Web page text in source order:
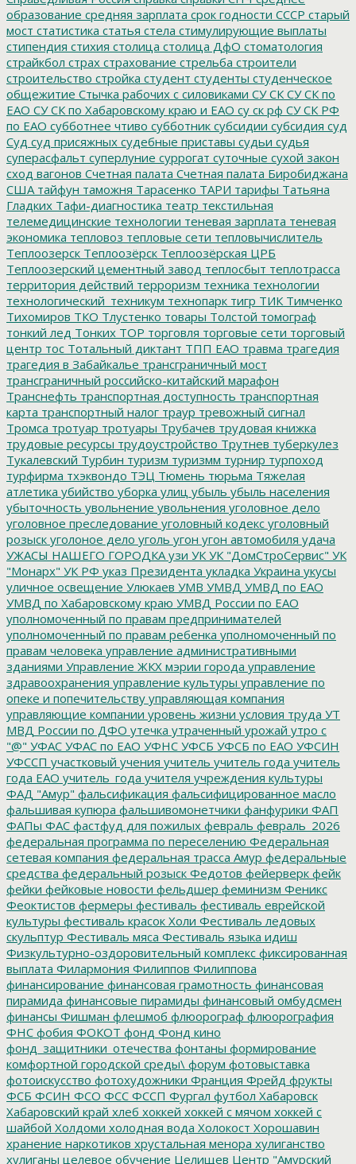
образование средняя зарплата срок годности СССР старый
мост статистика статья стела стимулирующие выплаты
стипендия стихия столица столица ДфО стоматология
страйкбол страх страхование стрельба строители
строительство стройка студент студенты студенческое
общежитие Стычка рабочих с силовиками СУ СК СУ СК по
ЕАО СУ СК по Хабаровскому краю и ЕАО су ск рф СУ СК РФ
по ЕАО субботнее чтиво субботник субсидии субсидия суд
Суд суд присяжных судебные приставы судьи судья
суперасфальт суперлуние суррогат суточные сухой закон
сход вагонов Счетная палата Счетная палата Биробиджана
США тайфун таможня Тарасенко ТАРИ тарифы Татьяна
Гладких Тафи-диагностика театр текстильная
телемедицинские технологии теневая зарплата теневая
экономика тепловоз тепловые сети тепловычислитель
Теплоозерск Теплоозёрск Теплоозёрская ЦРБ
Теплоозерский цементный завод теплосбыт теплотрасса
территория действий терроризм техника технологии
технологический_техникум технопарк тигр ТИК Тимченко
Тихомиров ТКО Тлустенко товары Толстой томограф
тонкий лед Тонких ТОР торговля торговые сети торговый
центр тос Тотальный диктант ТПП ЕАО травма трагедия
трагедия в Забайкалье трансграничный мост
трансграничный российско-китайский марафон
Транснефть транспортная доступность транспортная
карта транспортный налог траур тревожный сигнал
Тромса тротуар тротуары Трубачев трудовая книжка
трудовые ресурсы трудоустройство Трутнев туберкулез
Тукалевский Турбин туризм туризмм турнир турпоход
турфирма тхэквондо ТЭЦ Тюмень тюрьма Тяжелая
атлетика убийство уборка улиц убыль убыль населения
убыточность увольнение увольнения уголовное дело
уголовное преследование уголовный кодекс уголовный
розыск уголоное дело уголь угон угон автомобиля удача
УЖАСЫ НАШЕГО ГОРОДКА узи УК УК "ДомСтроСервис" УК
"Монарх" УК РФ указ Президента укладка Украина укусы
уличное освещение Улюкаев УМВ УМВД УМВД по ЕАО
УМВД по Хабаровскому краю УМВД России по ЕАО
уполномоченный по правам предпринимателей
уполномоченный по правам ребенка уполномоченный по
правам человека управление административными
зданиями Управление ЖКХ мэрии города управление
здравоохранения управление культуры управление по
опеке и попечительству управляющая компания
управляющие компании уровень жизни условия труда УТ
МВД России по ДФО утечка утраченный урожай утро с
"@" УФАС УФАС по ЕАО УФНС УФСБ УФСБ по ЕАО УФСИН
УФССП участковый учения учитель учитель года учитель
года ЕАО учитель_года учителя учреждения культуры
ФАД "Амур" фальсификация фальсифицированное масло
фальшивая купюра фальшивомонетчики фанфурики ФАП
ФАПы ФАС фастфуд для пожилых февраль февраль_2026
федеральная программа по переселению Федеральная
сетевая компания федеральная трасса Амур федеральные
средства федеральный розыск Федотов фейерверк фейк
фейки фейковые новости фельдшер феминизм Феникс
Феоктистов фермеры фестиваль фестиваль еврейской
культуры фестиваль красок Холи Фестиваль ледовых
скульптур Фестиваль мяса Фестиваль языка идиш
Физкультурно-оздоровительный комплекс фиксированная
выплата Филармония Филиппов Филиппова
финансирование финансовая грамотность финансовая
пирамида финансовые пирамиды финансовый омбудсмен
финансы Фишман флешмоб флюорограф флюорография
ФНС фобия ФОКОТ фонд Фонд кино
фонд_защитники_отечества фонтаны формирование
комфортной городской среды\ форум фотовыставка
фотоискусство фотохудожники Франция Фрейд фрукты
ФСБ ФСИН ФСО ФСС ФССП Фургал футбол Хабаровск
Хабаровский край хлеб хоккей хоккей с мячом хоккей с
шайбой Холдоми холодная вода Холокост Хорошавин
хранение наркотиков хрустальная менора хулиганство
хулиганы целевое обучение Целищев Центр "Амурский